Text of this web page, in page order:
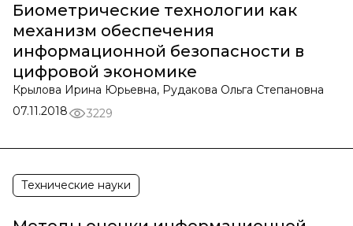
Биометрические технологии как
механизм обеспечения
информационной безопасности в
цифровой экономике
Крылова Ирина Юрьевна, Рудакова Ольга Степановна
07.11.2018
3229
Технические науки